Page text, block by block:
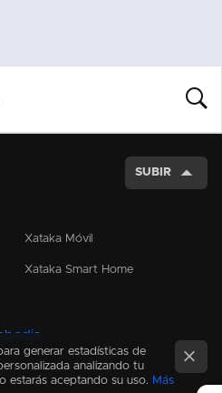
SUBIR
Xataka Móvil
Xataka Smart Home
generar estadísticas de
analizando tu
estarás aceptando su uso. Más